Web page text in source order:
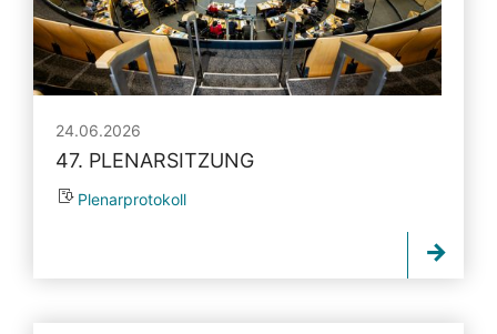
24.06.2026
47. PLENARSITZUNG
Plenarprotokoll